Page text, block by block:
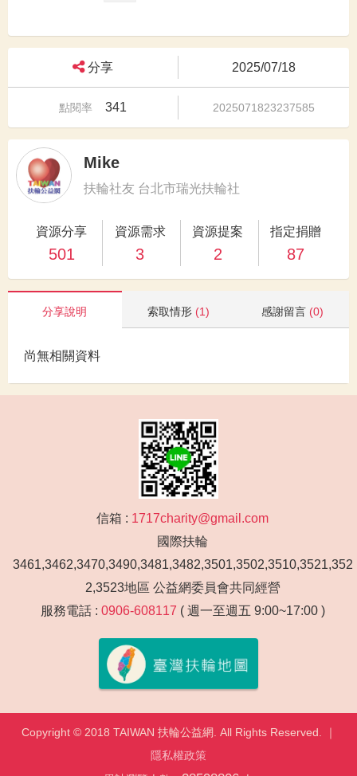
分享 2025/07/18
點閱率 341 2025071823237585
Mike
扶輪社友 台北市瑞光扶輪社
資源分享
501
資源需求
3
資源提案
2
指定捐贈
87
分享說明 索取情形 (1) 感謝留言 (0)
尚無相關資料
信箱 : 1717charity@gmail.com
國際扶輪
3461,3462,3470,3490,3481,3482,3501,3502,3510,3521,352
2,3523地區 公益網委員會共同經營
服務電話 : 0906-608117 ( 週一至週五 9:00~17:00 )
Copyright © 2018 TAIWAN 扶輪公益網. All Rights Reserved. ｜
隱私權政策